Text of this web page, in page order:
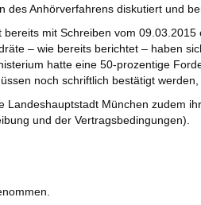
des Anhörverfahrens diskutiert und
mit Schreiben vom
– wie bereits berichtet – haben
hatte eine 50-prozentige
noch schriftlich bestätigt
Landeshauptstadt München zudem
und der Vertragsbedingungen).